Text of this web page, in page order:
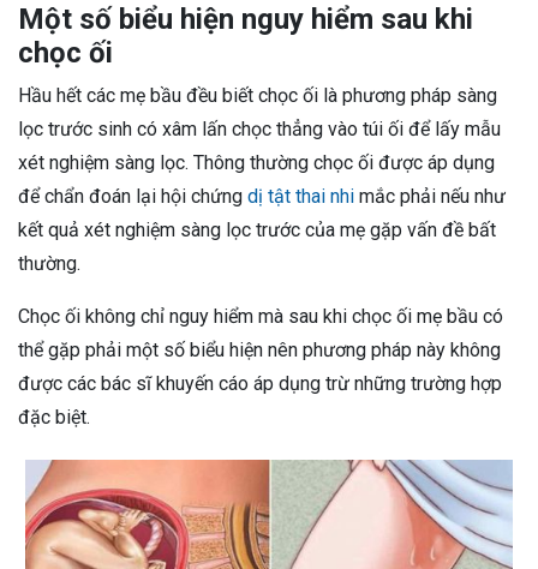
Một số biểu hiện nguy hiểm sau khi
chọc ối
Hầu hết các mẹ bầu đều biết chọc ối là phương pháp sàng
lọc trước sinh có xâm lấn chọc thẳng vào túi ối để lấy mẫu
xét nghiệm sàng lọc. Thông thường chọc ối được áp dụng
để chẩn đoán lại hội chứng dị tật thai nhi mắc phải nếu như
kết quả xét nghiệm sàng lọc trước của mẹ gặp vấn đề bất
thường.
Chọc ối không chỉ nguy hiểm mà sau khi chọc ối mẹ bầu có
thể gặp phải một số biểu hiện nên phương pháp này không
được các bác sĩ khuyến cáo áp dụng trừ những trường hợp
đặc biệt.